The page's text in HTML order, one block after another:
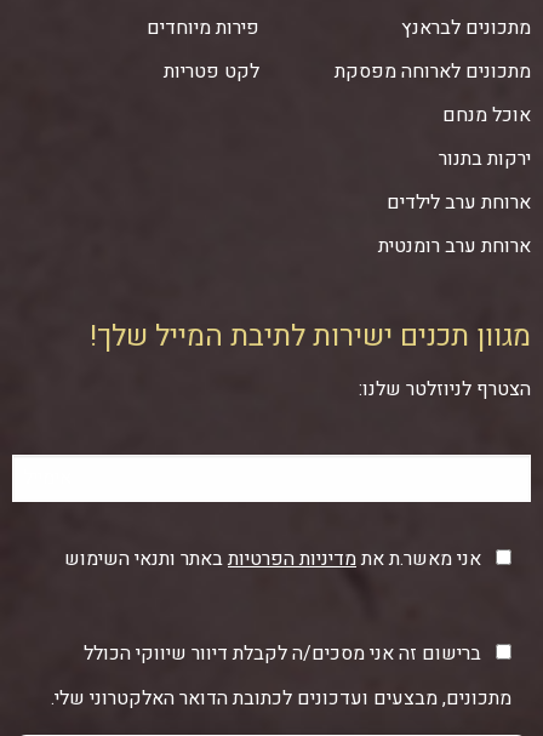
מתכונים לבראנץ
מתכונים לארוחה מפסקת
אוכל מנחם
ירקות בתנור
ארוחת ערב לילדים
ארוחת ערב רומנטית
פירות מיוחדים
לקט פטריות
מגוון תכנים ישירות לתיבת המייל שלך!
הצטרף לניוזלטר שלנו:
אני מאשר.ת אתמדיניות הפרטיותבאתר ותנאי השימוש
ברישום זה אני מסכים/ה לקבלת דיוור שיווקי הכולל
מתכונים, מבצעים ועדכונים לכתובת הדואר האלקטרוני שלי.